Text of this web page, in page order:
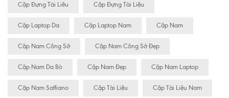
Cặp Đựng Tài Liêu Cặp Đựng Tài Liệu
Cặp Laptop Da Cặp Laptop Nam Cặp Nam
Cặp Nam Công Sở Cặp Nam Công Sở Đẹp
Cặp Nam Da Bò Cặp Nam Đẹp Cặp Nam Laptop
Cặp Nam Saffiano Cặp Tài Liệu Cặp Tài Liệu Nam